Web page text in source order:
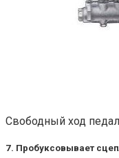
Свободный ход
7. Пробуксовывает